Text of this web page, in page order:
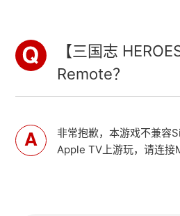
【三国志
Remote？
非常抱歉，本游戏不兼容
Apple TV上游玩，请连接